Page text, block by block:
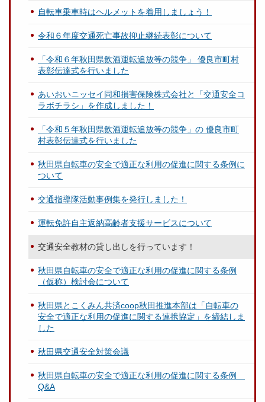
自転車乗車時はヘルメットを着用しましょう！
令和６年度交通死亡事故抑止継続表彰について
「令和６年秋田県飲酒運転追放等の競争」 優良市町村
表彰伝達式を行いました
あいおいニッセイ同和損害保険株式会社と「交通安全コ
ラボチラシ」を作成しました！
「令和５年秋田県飲酒運転追放等の競争」の 優良市町
村表彰伝達式を行いました
秋田県自転車の安全で適正な利用の促進に関する条例に
ついて
交通指導隊活動事例集を発行しました！
運転免許自主返納高齢者支援サービスについて
交通安全教材の貸し出しを行っています！
秋田県自転車の安全で適正な利用の促進に関する条例
（仮称）検討会について
秋田県とこくみん共済coop秋田推進本部は「自転車の
安全で適正な利用の促進に関する連携協定」を締結しま
した
秋田県交通安全対策会議
秋田県自転車の安全で適正な利用の促進に関する条例
Q&A